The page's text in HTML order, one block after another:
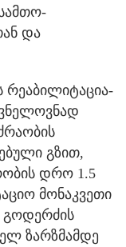
და
რეაბილიტაცია-
გზით,
დრო 1.5
მონაკვეთი
გოდერძის
ზარზმამდე